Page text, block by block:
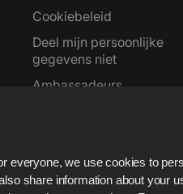
everyone, we use cookies to
share information about your
Cookiebeleid
Deel mijn persoonlijke
gegevens niet
Ambassadeurs